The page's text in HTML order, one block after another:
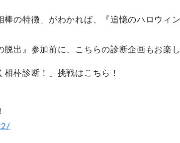
の特徴」がわかれば、『追憶のハロウィ
脱出』参加前に、こちらの診断企画もお楽
棒診断！」挑戦はこちら！